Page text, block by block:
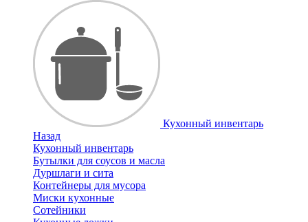
Кухонный инвентарь
Назад
Кухонный инвентарь
Бутылки для соусов и масла
Дуршлаги и сита
Контейнеры для мусора
Миски кухонные
Сотейники